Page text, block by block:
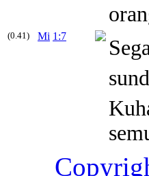
(0.41) Mi 1:7